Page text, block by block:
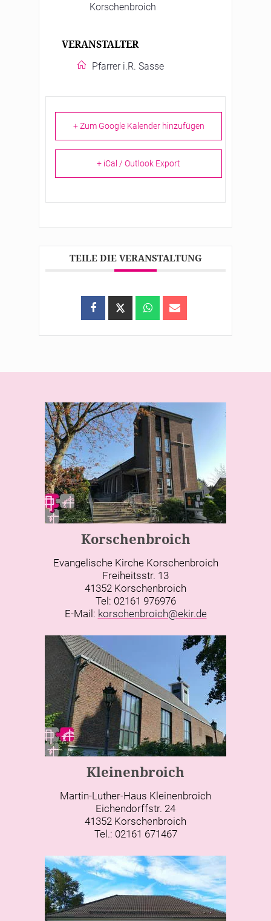
Korschenbroich
VERANSTALTER
Pfarrer i.R. Sasse
+ Zum Google Kalender hinzufügen
+ iCal / Outlook Export
TEILE DIE VERANSTALTUNG
Korschenbroich
Evangelische Kirche Korschenbroich
Freiheitsstr. 13
41352 Korschenbroich
Tel: 02161 976976
E-Mail: korschenbroich@ekir.de
Kleinenbroich
Martin-Luther-Haus Kleinenbroich
Eichendorffstr. 24
41352 Korschenbroich
Tel.: 02161 671467